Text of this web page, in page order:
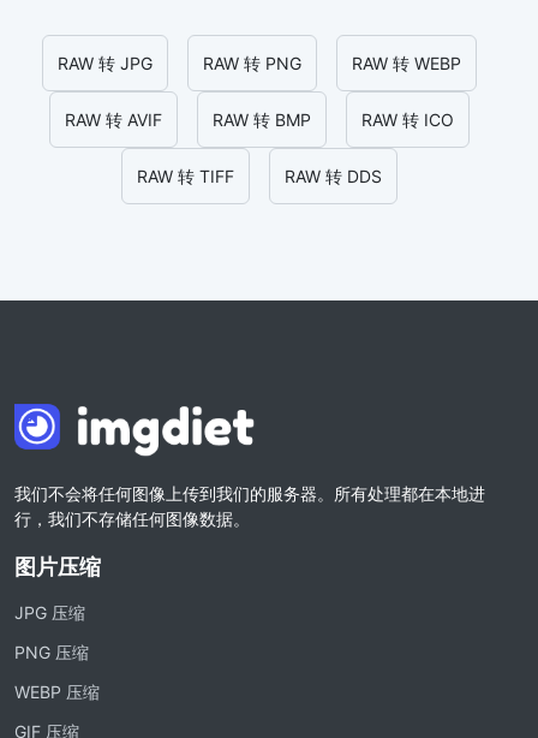
RAW 转 JPG RAW 转 PNG RAW 转 WEBP
RAW 转 AVIF RAW 转 BMP RAW 转 ICO
RAW 转 TIFF RAW 转 DDS
我们不会将任何图像上传到我们的服务器。所有处理都在本地进
行，我们不存储任何图像数据。
图片压缩
JPG 压缩
PNG 压缩
WEBP 压缩
GIF 压缩